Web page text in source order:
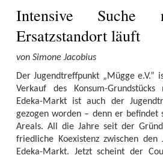
Intensive Suche
Ersatzstandort läuft
von Simone Jacobius
Der Jugendtreffpunkt „Mügge e.V.”
Verkauf des Konsum-
Edeka-Markt ist auch der
gezogen worden – denn er befindet
Areals. All die Jahre seit der
friedliche Koexistenz zwischen den
Edeka-Markt. Jetzt scheint der